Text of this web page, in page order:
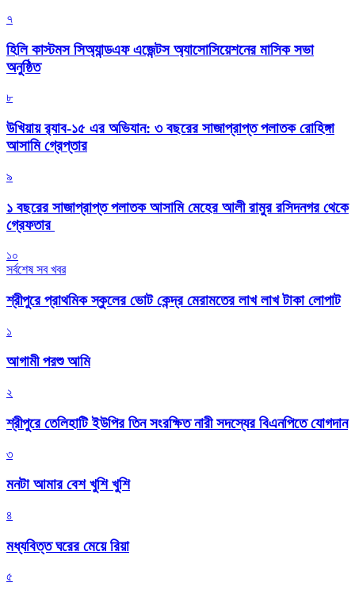
৭
হিলি কাস্টমস সিঅ্যান্ডএফ এজেন্টস অ্যাসোসিয়েশনের মাসিক সভা
অনুষ্ঠিত
৮
উখিয়ায় র‍্যাব-১৫ এর অভিযান: ৩ বছরের সাজাপ্রাপ্ত পলাতক রোহিঙ্গা
আসামি গ্রেপ্তার
৯
১ বছরের সাজাপ্রাপ্ত পলাতক আসামি মেহের আলী রামুর রসিদনগর থেকে
গ্রেফতার ‎
১০
সর্বশেষ সব খবর
শ্রীপুরে প্রাথমিক স্কুলের ভোট কেন্দ্র মেরামতের লাখ লাখ টাকা লোপাট
১
আগামী পরশু আমি
২
শ্রীপুরে তেলিহাটি ইউপির তিন সংরক্ষিত নারী সদস্যের বিএনপিতে যোগদান
৩
মনটা আমার বেশ খুশি খুশি
৪
মধ্যবিত্ত ঘরের মেয়ে রিয়া
৫